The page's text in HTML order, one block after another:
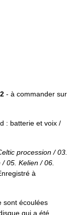
- à commander sur
: batterie et voix /
procession / 03.
05. Kelien / 06.
à
sont écoulées
qui a été